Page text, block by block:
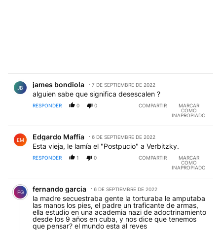
JB james bondiola 7 DE SEPTIEMBRE DE 2022
alguien sabe que significa desescalen ?
RESPONDER 0 0 COMPARTIR
MARCAR
COMO
INAPROPIADO
EM Edgardo Maffía 6 DE SEPTIEMBRE DE 2022
Esta vieja, le lamía el "Postpucio" a Verbitzky.
RESPONDER 1 0 COMPARTIR
MARCAR
COMO
INAPROPIADO
FG fernando garcia 6 DE SEPTIEMBRE DE 2022
la madre secuestraba gente la torturaba le amputaba
las manos los pies, el padre un traficante de armas,
ella estudio en una academia nazi de adoctrinamiento
desde los 9 años en cuba, y nos dice que tenemos
que pensar? el mundo esta al reves